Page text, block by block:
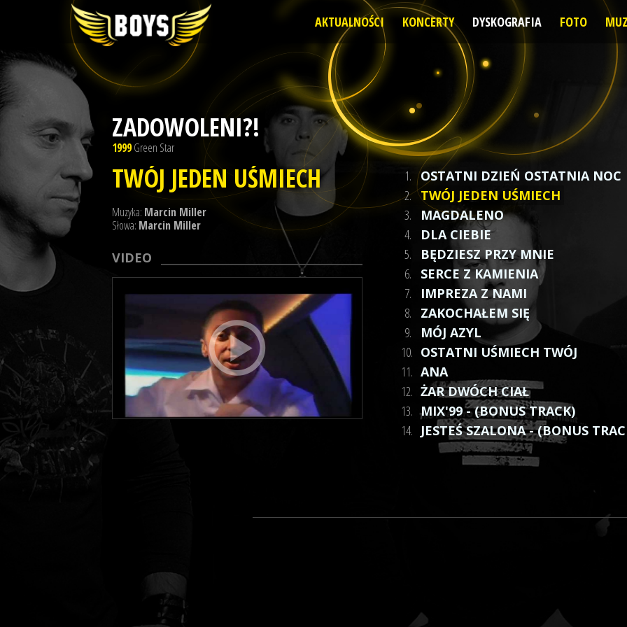
AKTUALNOŚCI KONCERTY DYSKOGRAFIA FOTO
ZADOWOLENI?!
1999Green Star
TWÓJ JEDEN UŚMIECH
Muzyka: Marcin Miller
Słowa: Marcin Miller
VIDEO
1.
OSTATNI DZIEŃ OSTATNIA NOC
2. TWÓJ JEDEN UŚMIECH
3.
MAGDALENO
4.
DLA CIEBIE
5.
BĘDZIESZ PRZY MNIE
6.
SERCE Z KAMIENIA
7.
IMPREZA Z NAMI
8.
ZAKOCHAŁEM SIĘ
9.
MÓJ AZYL
10. OSTATNI UŚMIECH TWÓJ
11. ANA
12. ŻAR DWÓCH CIAŁ
13. MIX'99 - (BONUS TRACK)
14. JESTEŚ SZALONA - (BONUS